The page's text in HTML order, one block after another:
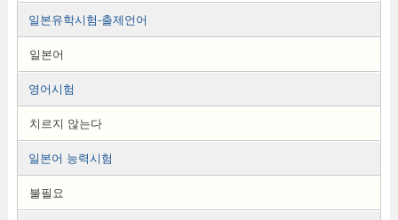
일본유학시험-출제언어
일본어
영어시험
치르지 않는다
일본어 능력시험
불필요